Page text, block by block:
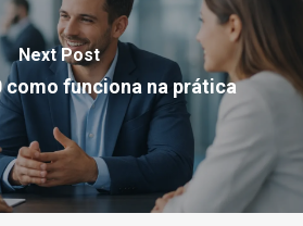
Next Post
como funciona na prática